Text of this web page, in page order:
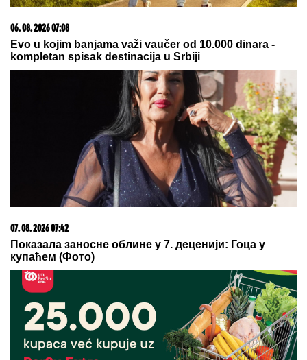
06. 08. 2026 07:08
Evo u kojim banjama važi vaučer od 10.000 dinara -
kompletan spisak destinacija u Srbiji
07. 08. 2026 07:42
Показала заносне облине у 7. деценији: Гоца у
купаћем (Фото)